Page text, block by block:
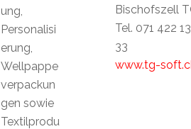
Bischofszell
Tel. 071 422 13
33
www.tg-
ung,
Personalisi
erung,
Wellpappe
verpackun
gen sowie
Textilprodu